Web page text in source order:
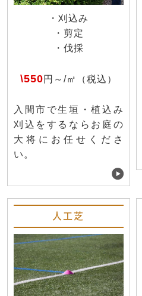
・刈込み
・剪定
・伐採
\550円～/㎡（税込）
入間市で生垣・植込み
刈込をするならお庭の
大将にお任せくださ
い。
人工芝